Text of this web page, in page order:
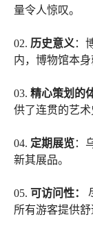
量令人惊叹。
02. 历史意义 ：
内，博物馆本身
03. 精心策划的
供了连贯的艺术
04. 定期展览：
新其展品。
05. 可访问性：
所有游客提供舒